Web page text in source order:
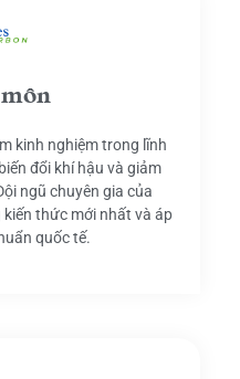
kinh nghiệm trong lĩnh
đổi khí hậu và giảm
ngũ chuyên gia của
thức mới nhất và áp
quốc tế.